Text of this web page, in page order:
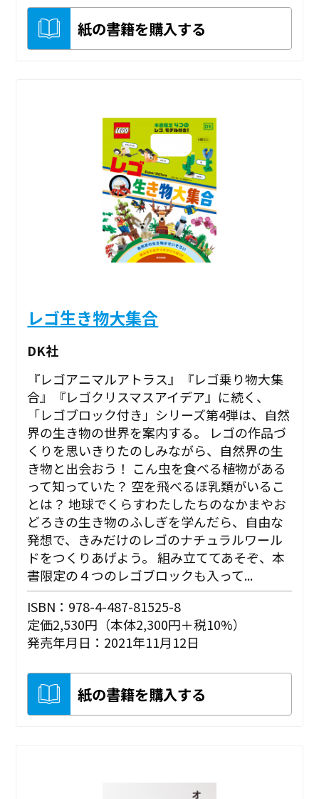
紙の書籍を購入する
レゴ生き物大集合
DK社
『レゴアニマルアトラス』『レゴ乗り物大集
合』『レゴクリスマスアイデア』に続く、
「レゴブロック付き」シリーズ第4弾は、自然
界の生き物の世界を案内する。 レゴの作品づ
くりを思いきりたのしみながら、自然界の生
き物と出会おう！ こん虫を食べる植物がある
って知っていた？ 空を飛べるほ乳類がいるこ
とは？ 地球でくらすわたしたちのなかまやお
どろきの生き物のふしぎを学んだら、自由な
発想で、きみだけのレゴのナチュラルワール
ドをつくりあげよう。 組み立ててあそぞ、本
書限定の４つのレゴブロックも入って...
ISBN：978-4-487-81525-8
定価2,530円（本体2,300円＋税10%）
発売年月日：2021年11月12日
紙の書籍を購入する